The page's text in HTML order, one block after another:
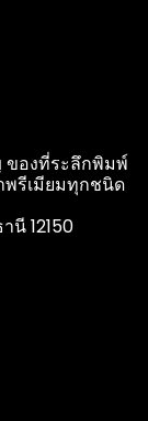
ของที่ระลึกพิมพ์
รีเมียมทุกชนิด
นี 12150